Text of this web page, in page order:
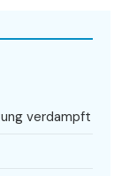
verdampft